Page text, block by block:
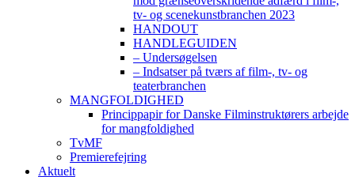
tv- og scenekunstbranchen 2023
HANDOUT
HANDLEGUIDEN
– Undersøgelsen
– Indsatser på tværs af film-, tv- og
teaterbranchen
MANGFOLDIGHED
Princippapir for Danske Filminstruktørers arbejde
for mangfoldighed
TvMF
Premierefejring
Aktuelt